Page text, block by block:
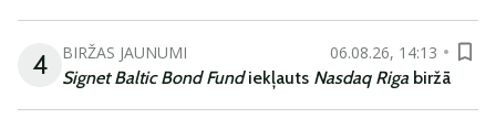
4 BIRŽAS JAUNUMI
06.08.26, 14:13
Signet Baltic Bond Fundiekļauts Nasdaq Riga biržā